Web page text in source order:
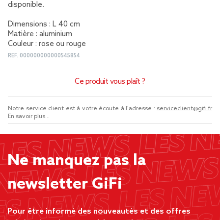
disponible.
Dimensions : L 40 cm
Matière : aluminium
Couleur : rose ou rouge
REF. 000000000000545854
Ce produit vous plaît ?
Notre service client est à votre écoute à l'adresse : serviceclient@gifi.fr
En savoir plus...
Ne manquez pas la
newsletter GiFi
Pour être informé des nouveautés et des offres